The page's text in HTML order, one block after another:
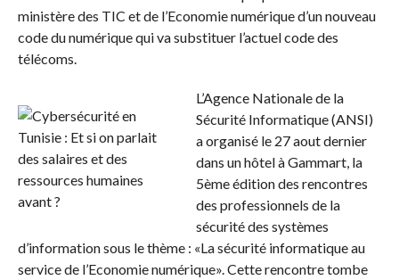
ministère des TIC et de l’Economie numérique d’un nouveau
code du numérique qui va substituer l’actuel code des
télécoms.
L’Agence Nationale de la
Sécurité Informatique (ANSI)
a organisé le 27 aout dernier
dans un hôtel à Gammart, la
5ème édition des rencontres
des professionnels de la
sécurité des systèmes
d’information sous le thème : «La sécurité informatique au
service de l’Economie numérique». Cette rencontre tombe